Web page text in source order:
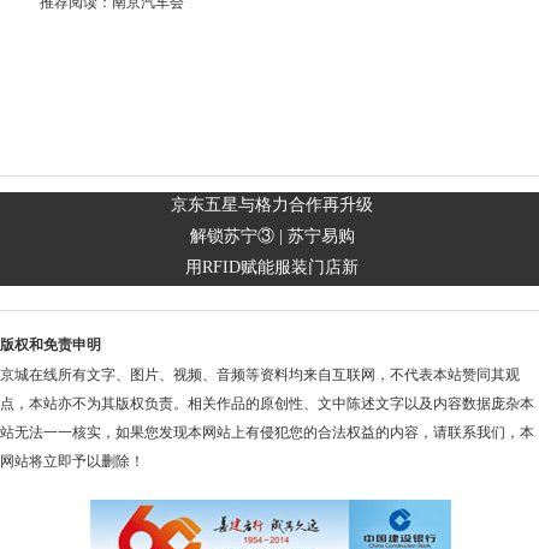
京东五星与格力合作再升级
解锁苏宁③ | 苏宁易购
用RFID赋能服装门店新
版权和免责申明
京城在线所有文字、图片、视频、音频等资料均来自互联网，不代表本站赞同其观
点，本站亦不为其版权负责。相关作品的原创性、文中陈述文字以及内容数据庞杂本
站无法一一核实，如果您发现本网站上有侵犯您的合法权益的内容，请联系我们，本
网站将立即予以删除！